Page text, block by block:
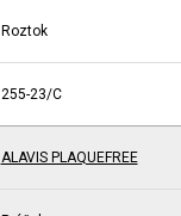
Roztok
255-23/C
ALAVIS PLAQUEFREE